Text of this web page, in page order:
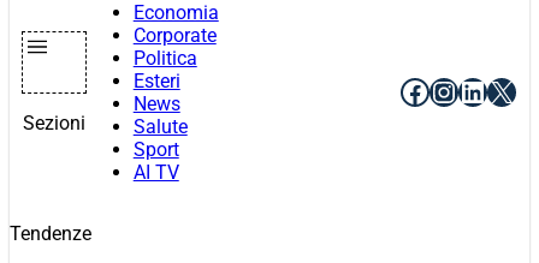
Sezioni
Economia
Corporate
Politica
Esteri
News
Salute
Sport
AI TV
Facebook
X
Tendenze